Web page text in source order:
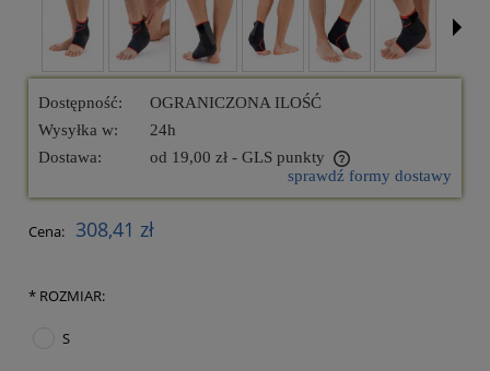
Dostępność:
OGRANICZONA ILOŚĆ
Wysyłka w:
24h
Dostawa:
od 19,00 zł - GLS punkty
Cena nie zawiera ewentualnych kosztów płatnościsprawdź formy dostawy
Cena: 308,41 zł
* ROZMIAR:
S